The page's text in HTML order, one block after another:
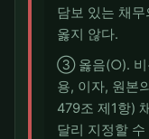
담보 있는 채
옳지 않다.
③ 옳음(○). 비
용, 이자, 원본
479조 제1항)
달리 지정할